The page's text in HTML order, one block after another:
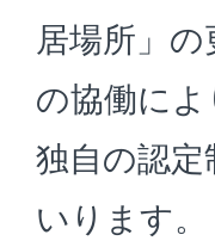
居場所」
の協働に
独自の認
いります。